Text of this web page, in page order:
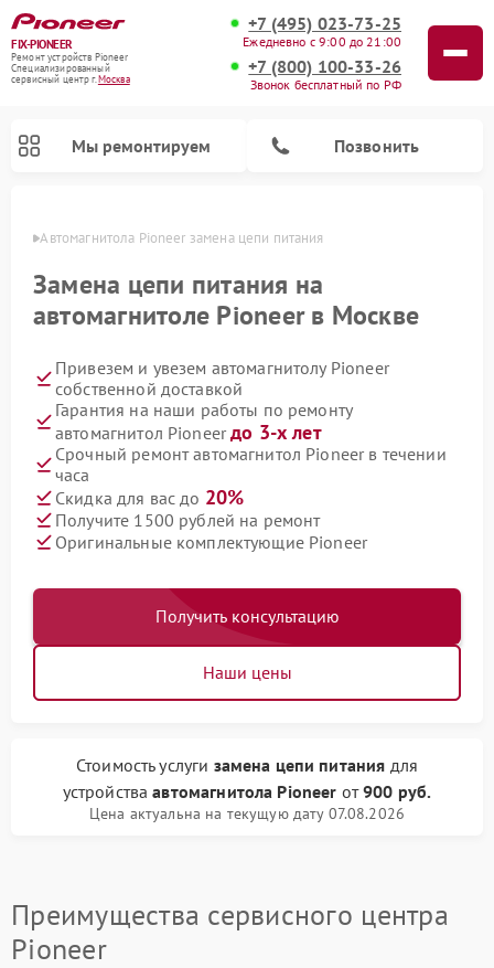
FIX-PIONEER
Ремонт устройств Pioneer
Специализированный
cервисный центр г.Москва
+7 (495) 023-73-25
Ежедневно с 9:00 до 21:00
+7 (800) 100-33-26
Звонок бесплатный по РФ
Мы ремонтируем Позвонить
Автомагнитола Pioneer замена цепи питания
Замена цепи питания на
автомагнитоле Pioneer в Москве
Привезем и увезем автомагнитолу Pioneer
собственной доставкой
Гарантия на наши работы по ремонту
автомагнитол Pioneerдо 3-х лет
Срочный ремонт автомагнитол Pioneer в течении
часа
Скидка для вас до 20%
Получите 1500 рублей на ремонт
Оригинальные комплектующие Pioneer
Получить консультацию
Наши цены
Стоимость услуги замена цепи питания для
устройстваавтомагнитола Pioneer от900 руб.
Цена актуальна на текущую дату 07.08.2026
Преимущества сервисного центра
Pioneer